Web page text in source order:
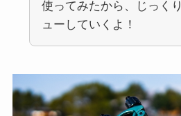
使ってみたから、じっく
ューしていくよ！